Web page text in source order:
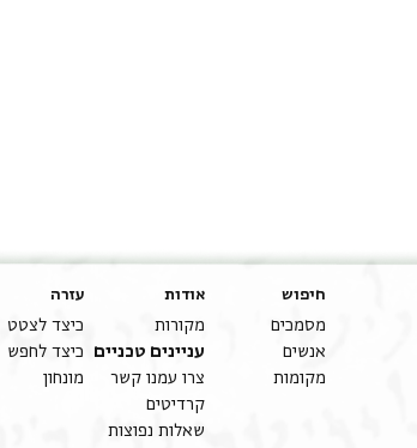
חיפוש
מסמכים
אנשים
מקומות
אודות
מקורות
עניינים טכניים
צרו עמנו קשר
קרדיטים
שאלות נפוצות
עזרה
כיצד לצטט
כיצד לחפש
מונחון